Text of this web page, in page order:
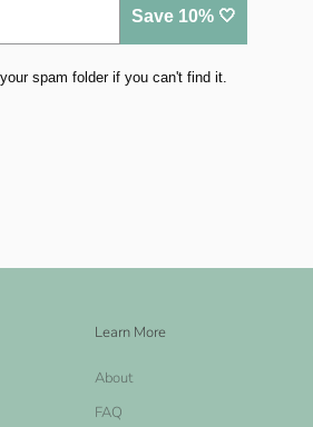
Save 10% 🤍
spam folder if you can't find it.
Learn More
About
FAQ